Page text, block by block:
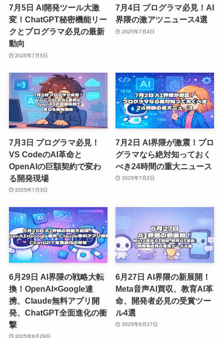
7月5日 AI開発ツール大激
変！ChatGPT秘密機能リー
クとプログラマ必見の最新
動向
2025年7月5日
7月4日 プログラマ必見！AI
界隈の激アツニュース4選
2025年7月4日
7月3日 プログラマ必見！
VS CodeのAI革命と
OpenAIの巨額契約で変わ
る開発現場
2025年7月3日
7月2日 AI界隈が激震！プロ
グラマなら絶対知っておく
べき24時間の重大ニュース
2025年7月2日
6月29日 AI界隈の戦略大転
換！OpenAI×Google連
携、Claude無料アプリ開
発、ChatGPT全面進化の衝
撃
2025年6月29日
6月27日 AI界隈の新展開！
Meta音声AI買収、教育AI革
命、開発者必見の受賞ツー
ル4選
2025年6月27日